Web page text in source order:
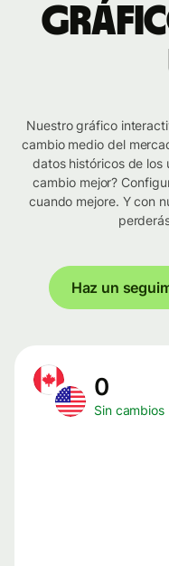
Nuestro gráfico
cambio medio del
datos históricos de los
cambio mejor?
cuando mejore. Y con
Haz un
0
Sin cambios